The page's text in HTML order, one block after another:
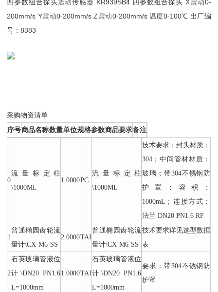
四参数组合探头震动传感器 KR939SB4 四参数组合探头 X震动0-
200mm/s Y震动0-200mm/s Z震动0-200mm/s 温度0-100℃ 出厂编
号：8383
采购物资清单
序号商品名称数量单位规格参数商品要求备注
0
流量标定柱
\1000ML
1.0000PC
流量标定柱
\1000ML
技术要求：封头材质：
304；中间管材材质：
玻璃；带304不锈钢防
护罩；容积：
1000mL；连接方式：
法兰 DN20 PN1.6 RF
1
普通椭园齿轮流
量计\CX-M6-SS
2.0000TAI
普通椭园齿轮流
量计\CX-M6-SS
技术要求详见选型数据
表
2
石英玻璃管液位
计\DN20 PN1.6
L=1000mm
1.0000TAI
石英玻璃管液位
计\DN20 PN1.6
L=1000mm
要求：带304不锈钢防
护罩